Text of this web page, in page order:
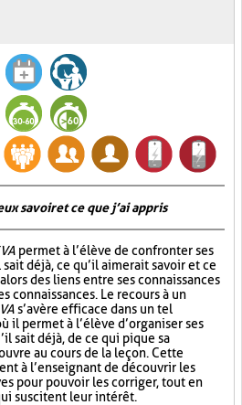
savoir et ce que j’ai appris
permet à l’élève de confronter ses
déjà, ce qu’il aimerait savoir et ce
des liens entre ses connaissances
connaissances. Le recours à un
s’avère efficace dans un tel
il permet à l’élève d’organiser ses
sait déjà, de ce qui pique sa
au cours de la leçon. Cette
à l’enseignant de découvrir les
pour pouvoir les corriger, tout en
suscitent leur intérêt.